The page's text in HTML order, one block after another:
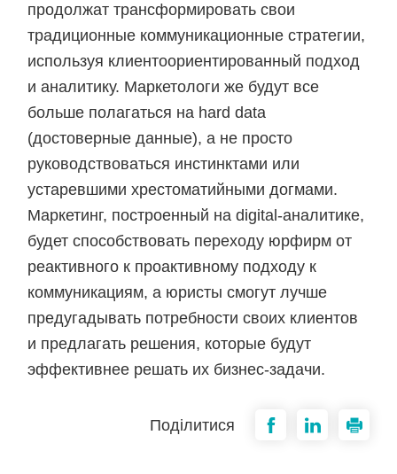
продолжат трансформировать свои
традиционные коммуникационные стратегии,
используя клиентоориентированный подход
и аналитику. Маркетологи же будут все
больше полагаться на hard data
(достоверные данные), а не просто
руководствоваться инстинктами или
устаревшими хрестоматийными догмами.
Маркетинг, построенный на digital-аналитике,
будет способствовать переходу юрфирм от
реактивного к проактивному подходу к
коммуникациям, а юристы смогут лучше
предугадывать потребности своих клиентов
и предлагать решения, которые будут
эффективнее решать их бизнес-задачи.
Поділитися